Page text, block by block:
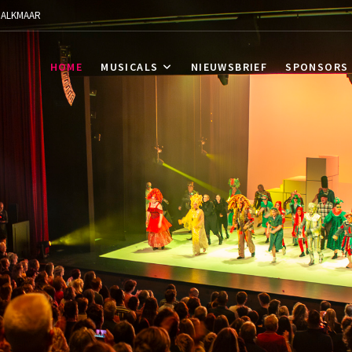
Horizon
HOME MUSICALS NIEUWSBRIEF SPONSORS